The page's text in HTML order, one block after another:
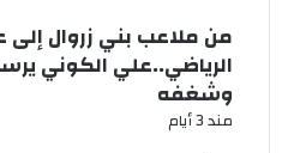
من ملاعب بني زروال إلى
الرياضي..علي الكوني
وشغفه
مند 3 أيام